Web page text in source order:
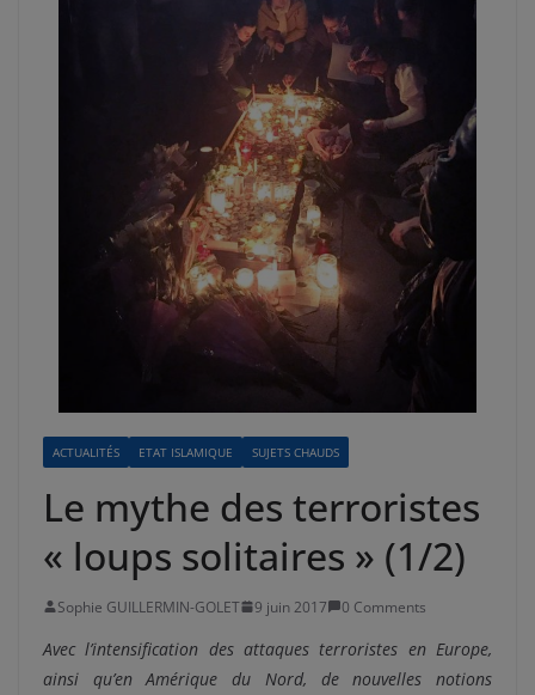
ACTUALITÉS ETAT ISLAMIQUE SUJETS CHAUDS
Le mythe des terroristes
« loups solitaires » (1/2)
Sophie GUILLERMIN-GOLET 9 juin 2017 0 Comments
Avec l’intensification des attaques terroristes en Europe,
ainsi qu’en Amérique du Nord, de nouvelles notions